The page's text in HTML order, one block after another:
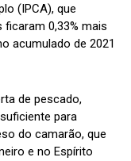
(IPCA), que
ficaram 0,33% mais
acumulado de 2021
de pescado,
para
do camarão, que
e no Espírito